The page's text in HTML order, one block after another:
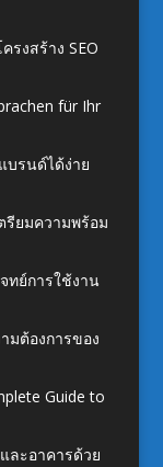
รงสร้าง SEO
für Ihr
บรนด์ได้ง่าย
รียมความพร้อม
ทย์การใช้งาน
มต้องการของ
Guide to
ละอาคารด้วย